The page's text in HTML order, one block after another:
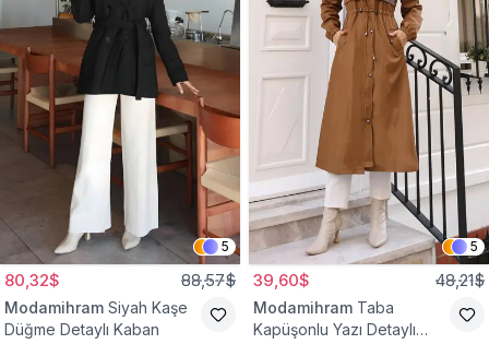
5
80,32$ 88,57$
Modamihram Siyah Kaşe
Düğme Detaylı Kaban
5
39,60$ 48,21$
Modamihram Taba
Kapüşonlu Yazı Detaylı